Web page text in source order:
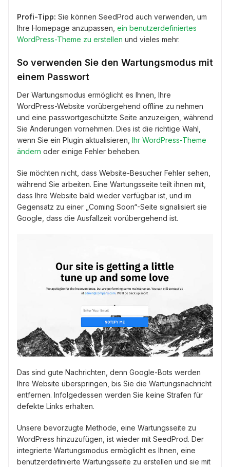
Profi-Tipp: Sie können SeedProd auch verwenden, um
Ihre Homepage anzupassen, ein benutzerdefiniertes
WordPress-Theme zu erstellen und vieles mehr.
So verwenden Sie den Wartungsmodus mit
einem Passwort
Der Wartungsmodus ermöglicht es Ihnen, Ihre
WordPress-Website vorübergehend offline zu nehmen
und eine passwortgeschützte Seite anzuzeigen, während
Sie Änderungen vornehmen. Dies ist die richtige Wahl,
wenn Sie ein Plugin aktualisieren, Ihr WordPress-Theme
ändern oder einige Fehler beheben.
Sie möchten nicht, dass Website-Besucher Fehler sehen,
während Sie arbeiten. Eine Wartungsseite teilt ihnen mit,
dass Ihre Website bald wieder verfügbar ist, und im
Gegensatz zu einer „Coming Soon“-Seite signalisiert sie
Google, dass die Ausfallzeit vorübergehend ist.
Das sind gute Nachrichten, denn Google-Bots werden
Ihre Website überspringen, bis Sie die Wartungsnachricht
entfernen. Infolgedessen werden Sie keine Strafen für
defekte Links erhalten.
Unsere bevorzugte Methode, eine Wartungsseite zu
WordPress hinzuzufügen, ist wieder mit SeedProd. Der
integrierte Wartungsmodus ermöglicht es Ihnen, eine
benutzerdefinierte Wartungsseite zu erstellen und sie mit